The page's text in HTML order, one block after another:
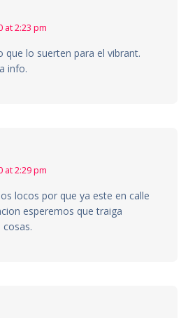
at 2:23 pm
que lo suerten para el vibrant.
info.
at 2:29 pm
locos por que ya este en calle
esperemos que traiga